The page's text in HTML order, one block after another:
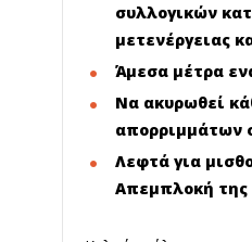
συλλογικών
μετενέργειας
Άμεσα μέτρα
Να ακυρωθεί
απορριμμάτων
Λεφτά για
Απεμπλοκή της